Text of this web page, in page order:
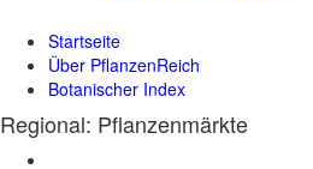
Startseite
Über PflanzenReich
Botanischer Index
Regional: Pflanzenmärkte